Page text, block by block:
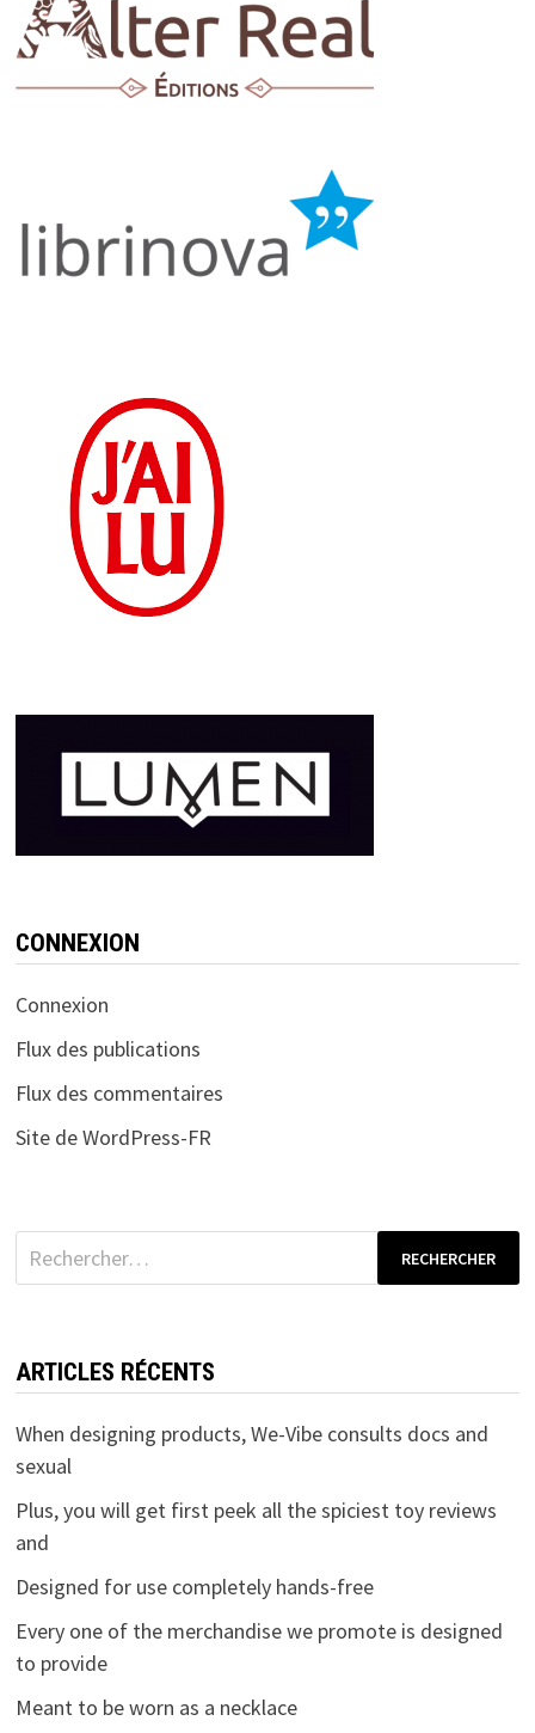
CONNEXION
Connexion
Flux des publications
Flux des commentaires
Site de WordPress-FR
Rechercher :
ARTICLES RÉCENTS
When designing products, We-Vibe consults docs and
sexual
Plus, you will get first peek all the spiciest toy reviews
and
Designed for use completely hands-free
Every one of the merchandise we promote is designed
to provide
Meant to be worn as a necklace